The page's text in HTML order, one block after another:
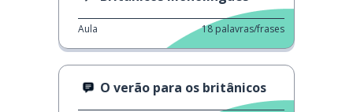
Aula 18 palavras/frases
O verão para os britânicos